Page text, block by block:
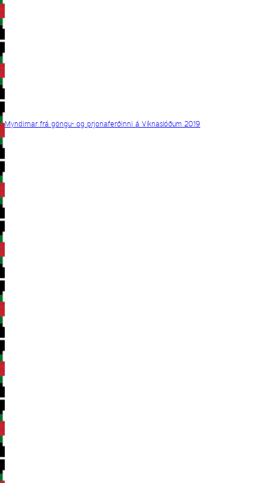
Myndirnar frá göngu- og prjonaferðinni á Víknaslóðum 2019